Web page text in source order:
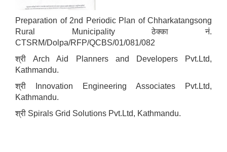
Preparation of 2nd Periodic Plan of Chharkatangsong
Rural Municipality ठेक्का नं.
CTSRM/Dolpa/RFP/QCBS/01/081/082
श्री Arch Aid Planners and Developers Pvt.Ltd,
Kathmandu.
श्री Innovation Engineering Associates Pvt.Ltd,
Kathmandu.
श्री Spirals Grid Solutions Pvt.Ltd, Kathmandu.